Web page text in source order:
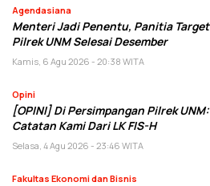
Agendasiana
Menteri Jadi Penentu, Panitia Target
Pilrek UNM Selesai Desember
Kamis, 6 Agu 2026 - 20:38 WITA
Opini
[OPINI] Di Persimpangan Pilrek UNM:
Catatan Kami Dari LK FIS-H
Selasa, 4 Agu 2026 - 23:46 WITA
Fakultas Ekonomi dan Bisnis